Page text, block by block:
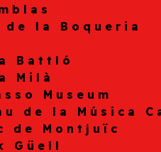
de la Boqueria
Battló
Milà
Museum
de la Música
de Montjuïc
Güell